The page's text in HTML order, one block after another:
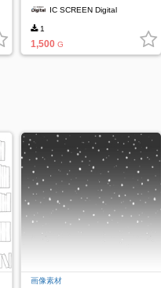
IC SCREEN Digital
1
1,500 G
画像素材